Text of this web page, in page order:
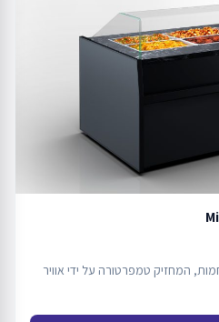
המחזיק טמפרטורה על ידי אוויר